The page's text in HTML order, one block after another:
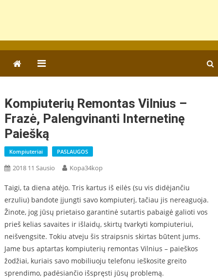
Kompiuterių Remontas Vilnius –
Frazė, Palengvinanti Internetinę
Paiešką
Kompiuteriai PASLAUGOS
2018 11 Sausio Kopa34kop
Taigi, ta diena atėjo. Tris kartus iš eilės (su vis didėjančiu
erzuliu) bandote įjungti savo kompiuterį, tačiau jis nereaguoja.
Žinote, jog jūsų prietaiso garantinė sutartis pabaigė galioti vos
prieš kelias savaites ir išlaidų, skirtų tvarkyti kompiuteriui,
neišvengsite. Tokiu atveju šis straipsnis skirtas būtent jums.
Jame bus aptartas kompiuterių remontas Vilnius – paieškos
žodžiai, kuriais savo mobiliuoju telefonu ieškosite greito
sprendimo, padėsiančio išspręsti jūsų problemą.